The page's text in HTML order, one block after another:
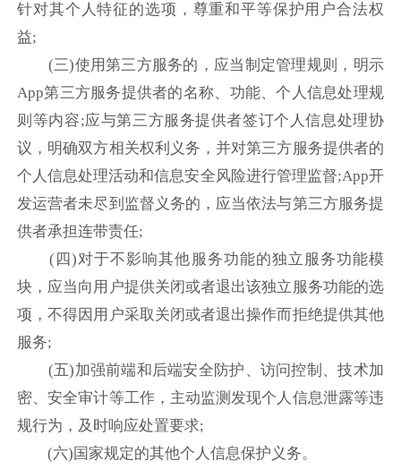
针对其个人特征的选项，尊重和平等保护用户合法权
益;
(三)使用第三方服务的，应当制定管理规则，明示
App第三方服务提供者的名称、功能、个人信息处理规
则等内容;应与第三方服务提供者签订个人信息处理协
议，明确双方相关权利义务，并对第三方服务提供者的
个人信息处理活动和信息安全风险进行管理监督;App开
发运营者未尽到监督义务的，应当依法与第三方服务提
供者承担连带责任;
(四)对于不影响其他服务功能的独立服务功能模
块，应当向用户提供关闭或者退出该独立服务功能的选
项，不得因用户采取关闭或者退出操作而拒绝提供其他
服务;
(五)加强前端和后端安全防护、访问控制、技术加
密、安全审计等工作，主动监测发现个人信息泄露等违
规行为，及时响应处置要求;
(六)国家规定的其他个人信息保护义务。